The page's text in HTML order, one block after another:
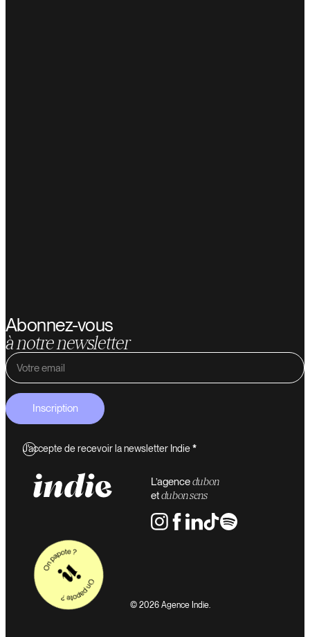
Abonnez-vous
à notre newsletter
Inscription
J'accepte de recevoir la newsletter Indie *
L’agencedu bon
etdu bon sens
© 2026 Agence Indie.